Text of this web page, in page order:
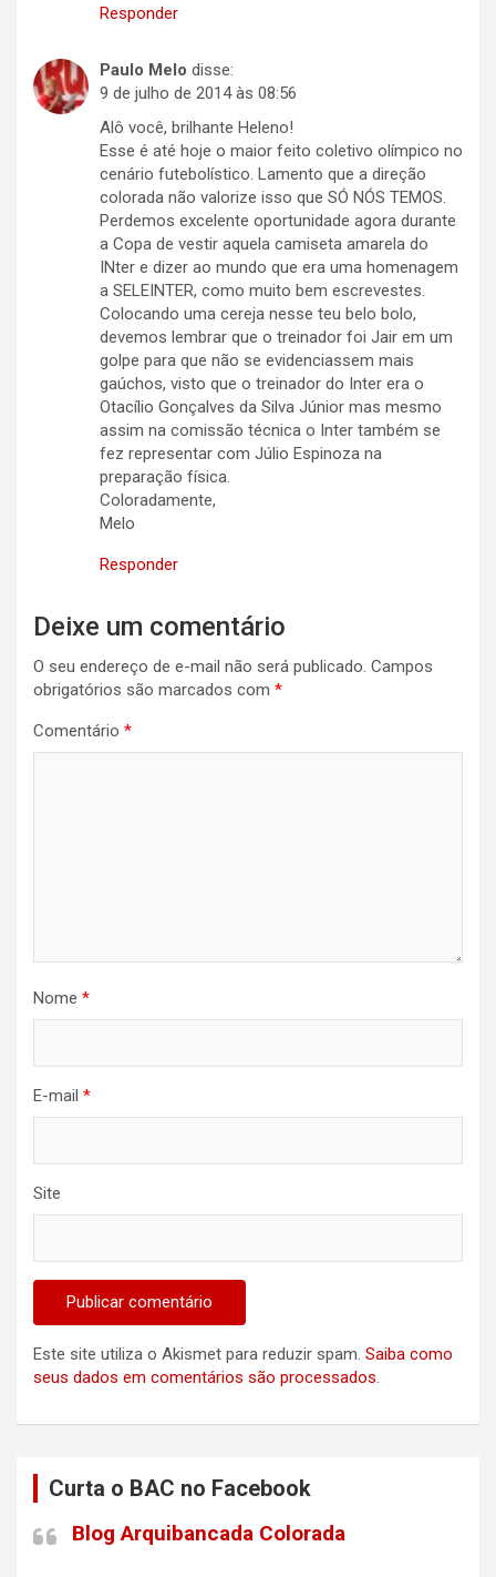
Responder
Paulo Melo disse:
9 de julho de 2014 às 08:56
Alô você, brilhante Heleno!
Esse é até hoje o maior feito coletivo olímpico no
cenário futebolístico. Lamento que a direção
colorada não valorize isso que SÓ NÓS TEMOS.
Perdemos excelente oportunidade agora durante
a Copa de vestir aquela camiseta amarela do
INter e dizer ao mundo que era uma homenagem
a SELEINTER, como muito bem escrevestes.
Colocando uma cereja nesse teu belo bolo,
devemos lembrar que o treinador foi Jair em um
golpe para que não se evidenciassem mais
gaúchos, visto que o treinador do Inter era o
Otacílio Gonçalves da Silva Júnior mas mesmo
assim na comissão técnica o Inter também se
fez representar com Júlio Espinoza na
preparação física.
Coloradamente,
Melo
Responder
Deixe um comentário
O seu endereço de e-mail não será publicado. Campos
obrigatórios são marcados com *
Comentário *
Nome *
E-mail *
Site
Este site utiliza o Akismet para reduzir spam. Saiba como
seus dados em comentários são processados.
Curta o BAC no Facebook
Blog Arquibancada Colorada